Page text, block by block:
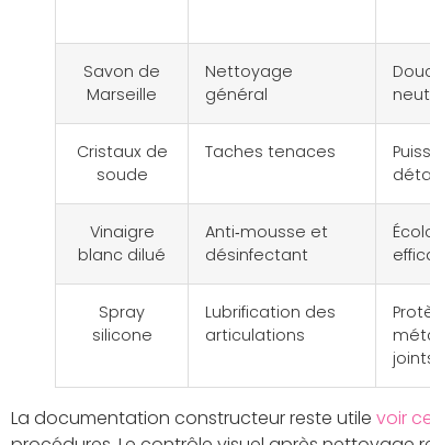
Savon de
Marseille
Nettoyage
général
Cristaux de
soude
Taches tenaces
Vinaigre
blanc dilué
Anti‑mousse et
désinfectant
Spray
silicone
Lubrification des
articulations
La documentation constructeur reste utile voir